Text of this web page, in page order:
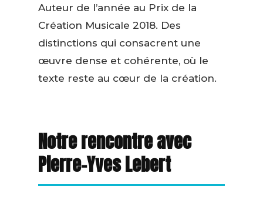
Auteur de l’année au Prix de la
Création Musicale 2018. Des
distinctions qui consacrent une
œuvre dense et cohérente, où le
texte reste au cœur de la création.
Notre rencontre avec
Pierre-Yves Lebert